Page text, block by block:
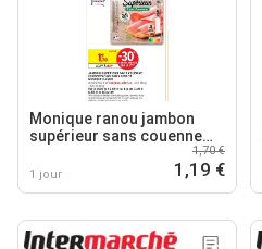
Monique ranou jambon
supérieur sans couenne
conservation sans nitrite
1 jour
1,70 €
1,19 €